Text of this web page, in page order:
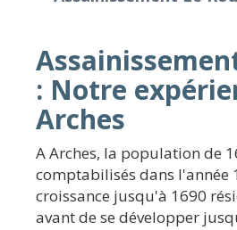
: Notre
Arches
A Arches, la population de
comptabilisés dans l'année
croissance jusqu'à 1690
avant de se développer